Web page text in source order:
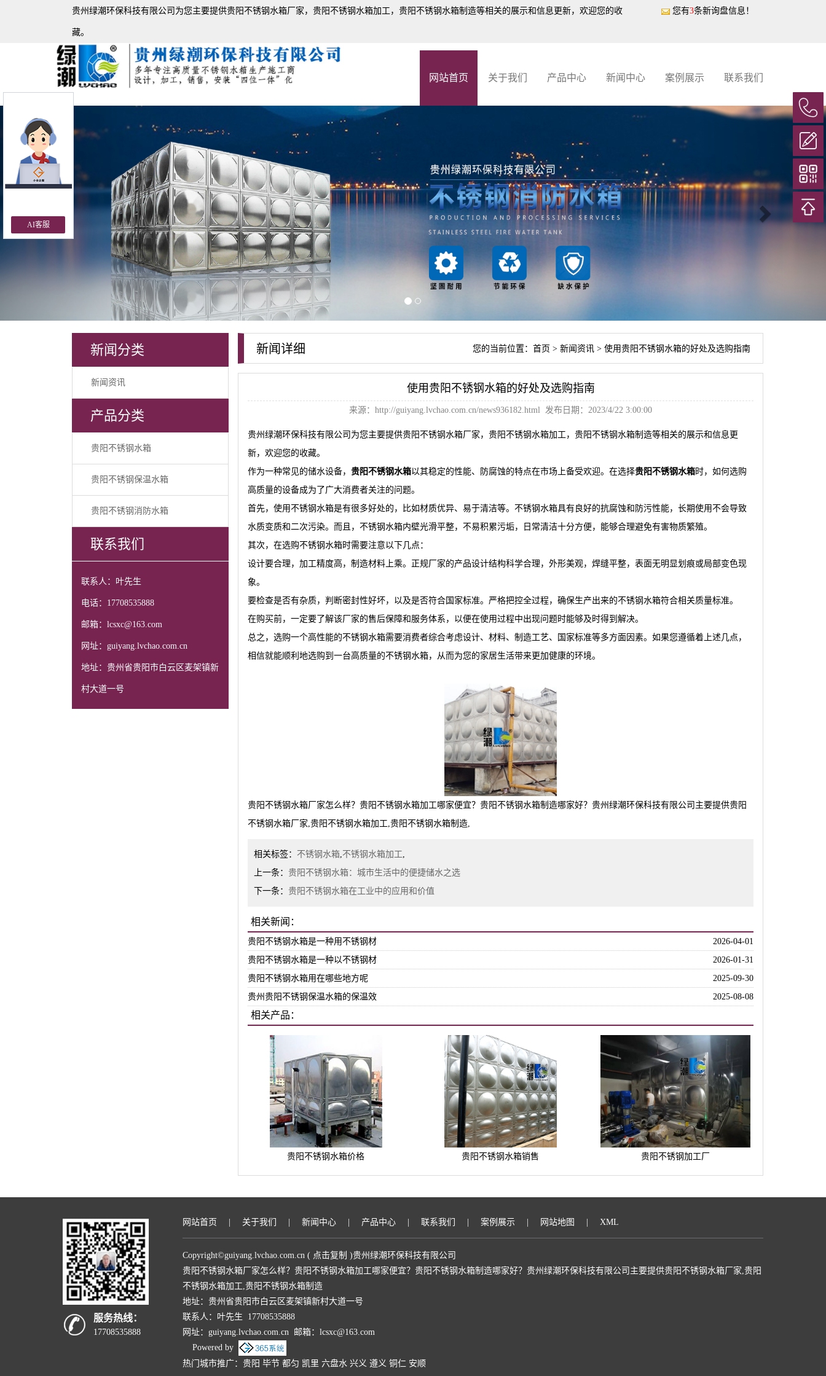
贵州绿潮环保科技有限公司为您主要提供贵阳不锈钢水箱厂家 ，贵阳不锈钢水箱加工，贵阳不锈钢水箱制造等相关的展示和信息更新，欢迎您的收
藏。
您有3条新询盘信息！
网站首页 关于我们 产品中心 新闻中心 案例展示 联系我们
Next
新闻分类
新闻资讯
产品分类
贵阳不锈钢水箱
贵阳不锈钢保温水箱
贵阳不锈钢消防水箱
联系我们
联系人：叶先生
电话：17708535888
邮箱：lcsxc@163.com
网址：guiyang.lvchao.com.cn
地址：贵州省贵阳市白云区麦架镇新
村大道一号
新闻详细 您的当前位置： 首页 > 新闻资讯 > 使用贵阳不锈钢水箱的好处及选购指南
使用贵阳不锈钢水箱的好处及选购指南
来源： http://guiyang.lvchao.com.cn/news936182.html 发布日期：2023/4/22 3:00:00
贵州绿潮环保科技有限公司为您主要提供贵阳不锈钢水箱厂家 ，贵阳不锈钢水箱加工，贵阳不锈钢水箱制造等相关的展示和信息更
新，欢迎您的收藏。
作为一种常见的储水设备， 贵阳不锈钢水箱以其稳定的性能、防腐蚀的特点在市场上备受欢迎。在选择贵阳不锈钢水箱时，如何选购
高质量的设备成为了广大消费者关注的问题。
首先，使用不锈钢水箱是有很多好处的，比如材质优异、易于清洁等。不锈钢水箱具有良好的抗腐蚀和防污性能，长期使用不会导致
水质变质和二次污染。而且，不锈钢水箱内壁光滑平整，不易积累污垢，日常清洁十分方便，能够合理避免有害物质繁殖。
其次，在选购不锈钢水箱时需要注意以下几点：
设计要合理，加工精度高，制造材料上乘。正规厂家的产品设计结构科学合理，外形美观，焊缝平整，表面无明显划痕或局部变色现
象。
要检查是否有杂质，判断密封性好坏，以及是否符合国家标准。严格把控全过程，确保生产出来的不锈钢水箱符合相关质量标准。
在购买前，一定要了解该厂家的售后保障和服务体系，以便在使用过程中出现问题时能够及时得到解决。
总之，选购一个高性能的不锈钢水箱需要消费者综合考虑设计、材料、制造工艺、国家标准等多方面因素。如果您遵循着上述几点，
相信就能顺利地选购到一台高质量的不锈钢水箱，从而为您的家居生活带来更加健康的环境。
贵阳不锈钢水箱厂家怎么样？贵阳不锈钢水箱加工哪家便宜？贵阳不锈钢水箱制造哪家好？贵州绿潮环保科技有限公司主要提供贵阳
不锈钢水箱厂家,贵阳不锈钢水箱加工,贵阳不锈钢水箱制造,
相关标签： 不锈钢水箱,不锈钢水箱加工,
上一条： 贵阳不锈钢水箱：城市生活中的便捷储水之选
下一条： 贵阳不锈钢水箱在工业中的应用和价值
相关新闻：
贵阳不锈钢水箱是一种用不锈钢材
2026-04-01
贵阳不锈钢水箱是一种以不锈钢材
2026-01-31
贵阳不锈钢水箱用在哪些地方呢
2025-09-30
贵州贵阳不锈钢保温水箱的保温效
2025-08-08
相关产品：
贵阳不锈钢水箱价格 贵阳不锈钢水箱销售 贵阳不锈钢加工厂
服务热线：
17708535888
网站首页 关于我们 新闻中心 产品中心 联系我们 案例展示 网站地图 XML
Copyright©guiyang.lvchao.com.cn ( 点击复制 )贵州绿潮环保科技有限公司
贵阳不锈钢水箱厂家怎么样？贵阳不锈钢水箱加工哪家便宜？贵阳不锈钢水箱制造哪家好？贵州绿潮环保科技有限公司主要提供贵阳不锈钢水箱厂家,贵阳
不锈钢水箱加工,贵阳不锈钢水箱制造
地址：贵州省贵阳市白云区麦架镇新村大道一号
联系人：叶先生 17708535888
网址：guiyang.lvchao.com.cn 邮箱：lcsxc@163.com
Powered by
热门城市推广： 贵阳 毕节 都匀 凯里 六盘水 兴义 遵义 铜仁 安顺
AI客服